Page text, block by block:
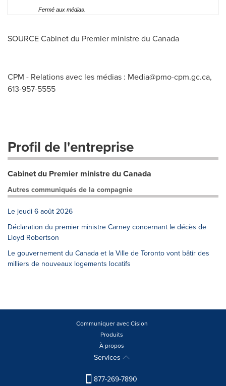
Fermé aux médias.
SOURCE Cabinet du Premier ministre du Canada
CPM - Relations avec les médias : Media@pmo-cpm.gc.ca,
613-957-5555
Profil de l'entreprise
Cabinet du Premier ministre du Canada
Autres communiqués de la compagnie
Le jeudi 6 août 2026
Déclaration du premier ministre Carney concernant le décès de
Lloyd Robertson
Le gouvernement du Canada et la Ville de Toronto vont bâtir des
milliers de nouveaux logements locatifs
Communiquer avec Cision
Produits
À propos
Services
877-269-7890